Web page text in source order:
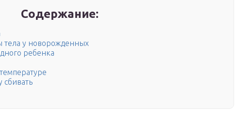
Содержание:
тела у новорожденных
ребенка
сбивать